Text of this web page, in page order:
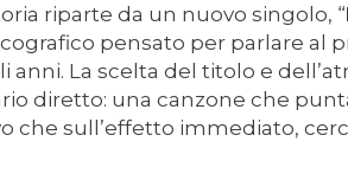
riparte da un nuovo singolo, “
pensato per parlare al
anni. La scelta del titolo e
diretto: una canzone che
che sull’effetto immediato,